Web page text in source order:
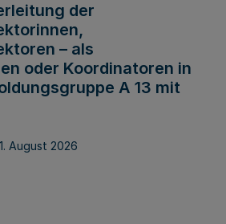
der
– als
oder Koordinatoren in
A 13 mit
August 2026